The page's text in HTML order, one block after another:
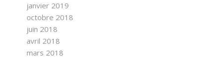
janvier 2019
octobre 2018
juin 2018
avril 2018
mars 2018